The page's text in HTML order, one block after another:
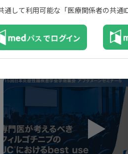
して利用可能な「医療関係者の共通ID